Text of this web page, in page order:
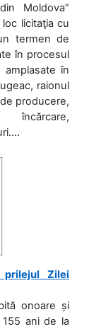
Moldova”
licitaţia cu
termen de
în procesul
în
raionul
producere,
Zilei
onoare și
ani de la